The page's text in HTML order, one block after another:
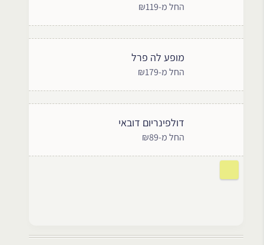
החל מ-₪119
מופע לה פרל
החל מ-₪179
דולפינריום דובאי
החל מ-₪89